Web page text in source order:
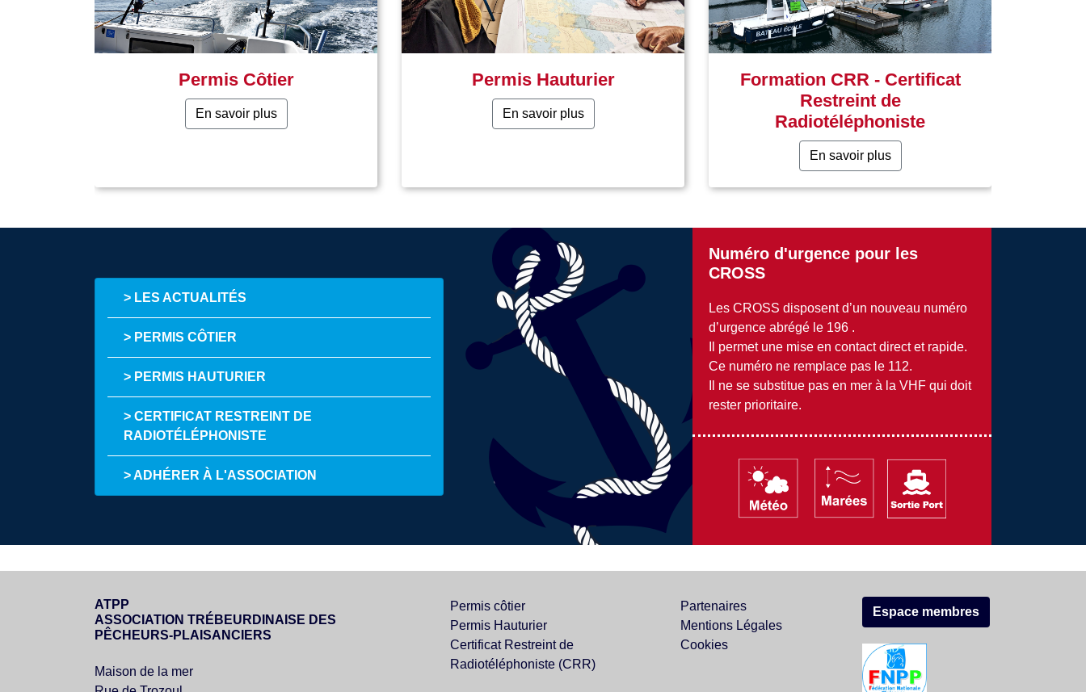
Permis Côtier
En savoir plus
Permis Hauturier
En savoir plus
Formation CRR - Certificat
Restreint de
Radiotéléphoniste
En savoir plus
> LES ACTUALITÉS
> PERMIS CÔTIER
> PERMIS HAUTURIER
> CERTIFICAT RESTREINT DE
RADIOTÉLÉPHONISTE
> ADHÉRER À L'ASSOCIATION
Numéro d'urgence pour les
CROSS
Les CROSS disposent d’un nouveau numéro
d’urgence abrégé le 196 .
Il permet une mise en contact direct et rapide.
Ce numéro ne remplace pas le 112.
Il ne se substitue pas en mer à la VHF qui doit
rester prioritaire.
ATPP
ASSOCIATION TRÉBEURDINAISE DES
PÊCHEURS-PLAISANCIERS
Maison de la mer
Permis côtier
Permis Hauturier
Certificat Restreint de
Radiotéléphoniste (CRR)
Partenaires
Mentions Légales
Cookies
Espace membres